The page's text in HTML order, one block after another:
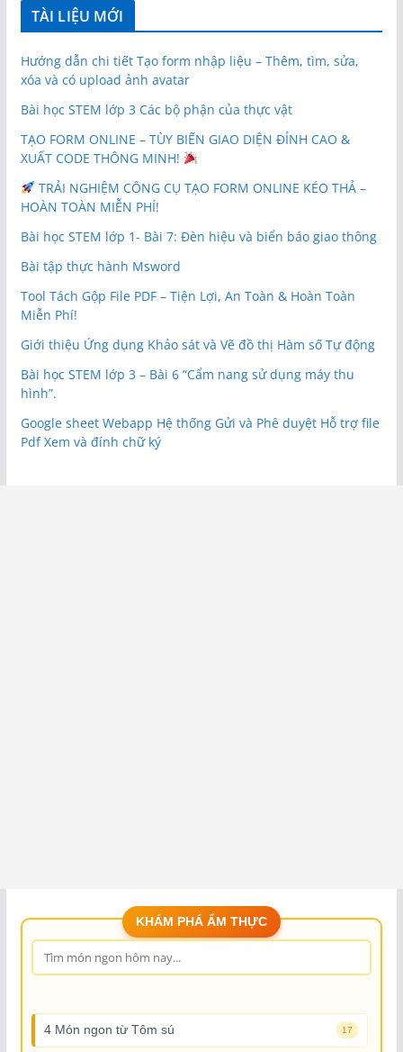
TÀI LIỆU MỚI
Hướng dẫn chi tiết Tạo form nhập liệu – Thêm, tìm, sửa,
xóa và có upload ảnh avatar
Bài học STEM lớp 3 Các bộ phận của thực vật
TẠO FORM ONLINE – TÙY BIẾN GIAO DIỆN ĐỈNH CAO &
XUẤT CODE THÔNG MINH!
TRẢI NGHIỆM CÔNG CỤ TẠO FORM ONLINE KÉO THẢ –
HOÀN TOÀN MIỄN PHÍ!
Bài học STEM lớp 1- Bài 7: Đèn hiệu và biển báo giao thông
Bài tập thực hành Msword
Tool Tách Gộp File PDF – Tiện Lợi, An Toàn & Hoàn Toàn
Miễn Phí!
Giới thiệu Ứng dụng Khảo sát và Vẽ đồ thị Hàm số Tự động
Bài học STEM lớp 3 – Bài 6 “Cẩm nang sử dụng máy thu
hình”.
Google sheet Webapp Hệ thống Gửi và Phê duyệt Hỗ trợ file
Pdf Xem và đính chữ ký
KHÁM PHÁ ẨM THỰC
4 Món ngon từ Tôm sú 17